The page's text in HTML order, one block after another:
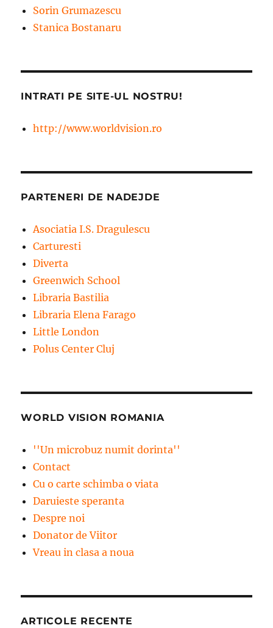
Sorin Grumazescu
Stanica Bostanaru
INTRATI PE SITE-UL NOSTRU!
http://www.worldvision.ro
PARTENERI DE NADEJDE
Asociatia I.S. Dragulescu
Carturesti
Diverta
Greenwich School
Libraria Bastilia
Libraria Elena Farago
Little London
Polus Center Cluj
WORLD VISION ROMANIA
''Un microbuz numit dorinta''
Contact
Cu o carte schimba o viata
Daruieste speranta
Despre noi
Donator de Viitor
Vreau in clasa a noua
ARTICOLE RECENTE